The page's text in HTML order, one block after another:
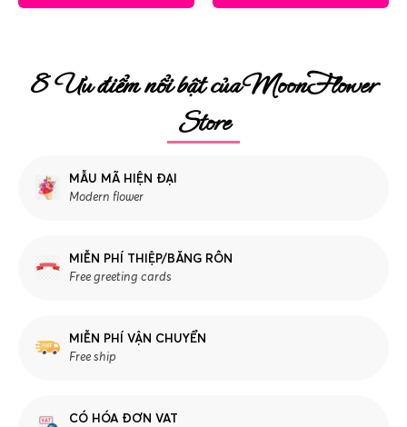
8 Ưu điểm nổi bật của MoonFlower
Store
MẪU MÃ HIỆN ĐẠI
Modern flower
MIỄN PHÍ THIỆP/BĂNG RÔN
Free greeting cards
MIỄN PHÍ VẬN CHUYỂN
Free ship
CÓ HÓA ĐƠN VAT